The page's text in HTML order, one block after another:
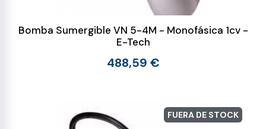
Bomba Sumergible VN 5-4M - Monofásica 1cv -
E-Tech
488,59 €
FUERA DE STOCK